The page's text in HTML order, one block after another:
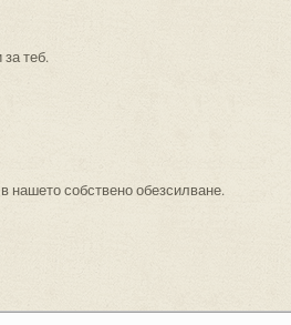
теб.
нашето собствено обезсилване.